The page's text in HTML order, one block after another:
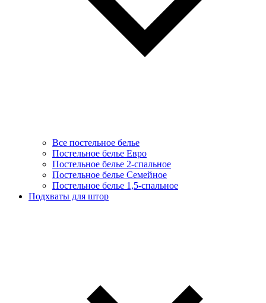
Все постельное белье
Постельное белье Евро
Постельное белье 2-спальное
Постельное белье Семейное
Постельное белье 1,5-спальное
Подхваты для штор